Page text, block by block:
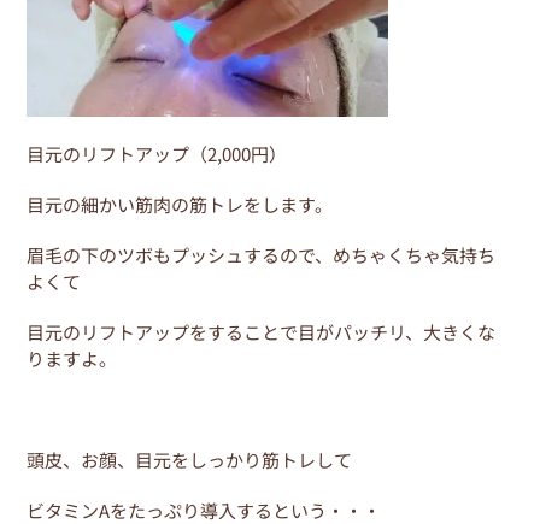
目元のリフトアップ（2,000円）
目元の細かい筋肉の筋トレをします。
眉毛の下のツボもプッシュするので、めちゃくちゃ気持ち
よくて
目元のリフトアップをすることで目がパッチリ、大きくな
りますよ。
頭皮、お顔、目元をしっかり筋トレして
ビタミンAをたっぷり導入するという・・・